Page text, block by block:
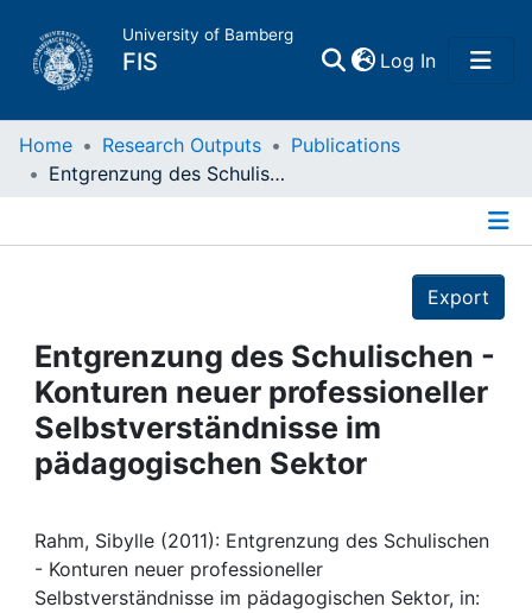
University of Bamberg
FIS Log In(current)
Home
Projects
People
Institutions
Awards
My FIS
Home Research Outputs
Publications
Entgrenzung des Schulischen - Konturen neuer professioneller Selbstverständnisse im pädagogischen Sektor
Export
Entgrenzung des Schulischen -
Konturen neuer professioneller
Selbstverständnisse im
pädagogischen Sektor
Rahm, Sibylle (2011): Entgrenzung des Schulischen
- Konturen neuer professioneller
Selbstverständnisse im pädagogischen Sektor, in: